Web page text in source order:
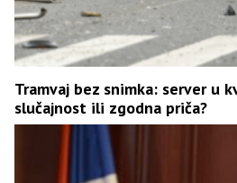
Tramvaj bez snimka: server u
slučajnost ili zgodna priča?